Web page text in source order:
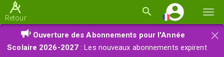
la
Retour
×
Ouverture des Abonnements pour l'Année
Scolaire 2026-2027 : Les nouveaux abonnements expirent